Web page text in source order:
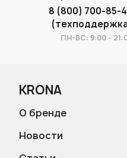
8 (800) 700-85-
ПН-ВС: 9:00 -
KRONA
О бренде
Новости